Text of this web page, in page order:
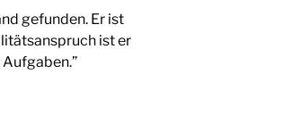
gefunden. Er ist
ist er